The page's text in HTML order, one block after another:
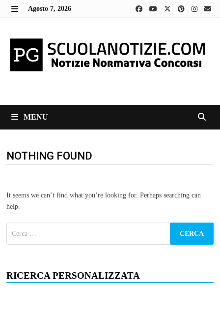
Skip
Agosto 7, 2026
MENU
NOTHING FOUND
It seems we can’t find what you’re looking for. Perhaps searching can
help.
RICERCA PERSONALIZZATA